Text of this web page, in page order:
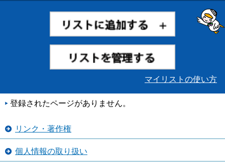
マイリストの使い方
登録されたページがありません。
リンク・著作権
個人情報の取り扱い